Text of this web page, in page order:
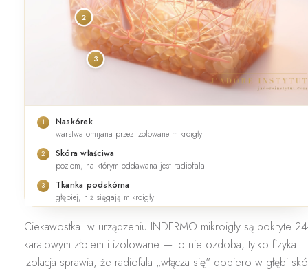
2
3
1
Naskórek
warstwa omijana przez izolowane mikroigły
2
Skóra właściwa
poziom, na którym oddawana jest radiofala
3
Tkanka podskórna
głębiej, niż sięgają mikroigły
Ciekawostka: w urządzeniu INDERMO mikroigły są pokryte
karatowym złotem i izolowane — to nie ozdoba, tylko fizyka.
Izolacja sprawia, że radiofala „włącza się" dopiero w głębi